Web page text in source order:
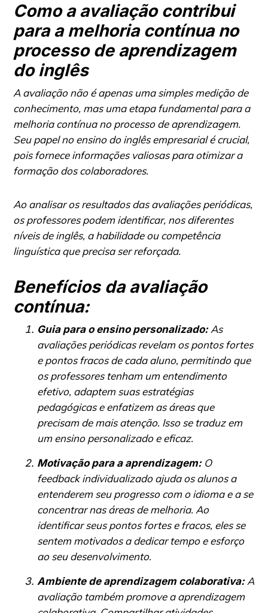
Como a avaliação contribui
para a melhoria contínua no
processo de aprendizagem
do inglês
A avaliação não é apenas uma simples medição de
conhecimento, mas uma etapa fundamental para a
melhoria contínua no processo de aprendizagem.
Seu papel no ensino do inglês empresarial é crucial,
pois fornece informações valiosas para otimizar a
formação dos colaboradores.
Ao analisar os resultados das avaliações periódicas,
os professores podem identificar, nos diferentes
níveis de inglês, a habilidade ou competência
linguística que precisa ser reforçada.
Benefícios da avaliação
contínua:
Guia para o ensino personalizado:As
avaliações periódicas revelam os pontos fortes
e pontos fracos de cada aluno, permitindo que
os professores tenham um entendimento
efetivo, adaptem suas estratégias
pedagógicas e enfatizem as áreas que
precisam de mais atenção. Isso se traduz em
um ensino personalizado e eficaz.
Motivação para a aprendizagem: O
feedback individualizado ajuda os alunos a
entenderem seu progresso com o idioma e a se
concentrar nas áreas de melhoria. Ao
identificar seus pontos fortes e fracos, eles se
sentem motivados a dedicar tempo e esforço
ao seu desenvolvimento.
Ambiente de aprendizagem colaborativa:A
avaliação também promove a aprendizagem